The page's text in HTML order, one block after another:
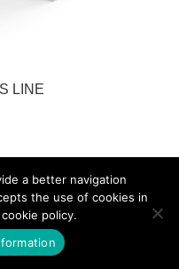
LINE
a better navigation
the use of cookies in
policy.